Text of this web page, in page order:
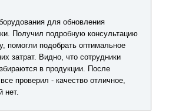
для обновления
Получил подробную консультацию
помогли подобрать оптимальное
затрат. Видно, что сотрудники
в продукции. После
проверил - качество отличное,
нет.